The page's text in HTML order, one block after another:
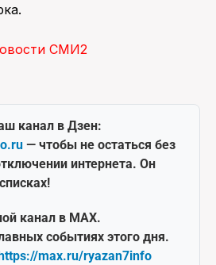
СМИ2
канал в Дзен:
— чтобы не остаться без
интернета. Он
канал в MAX.
событиях этого дня.
https://max.ru/ryazan7info